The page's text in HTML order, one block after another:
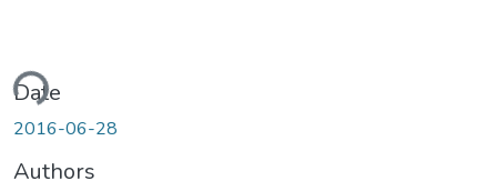
Date
2016-06-28
Authors